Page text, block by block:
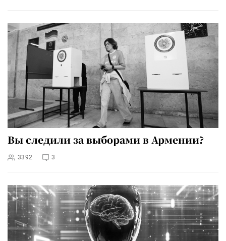
Вы следили за выборами в Армении?
3392 3